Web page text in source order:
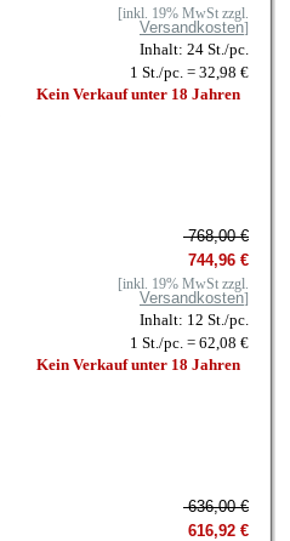
[inkl. 19% MwSt zzgl.
Versandkosten]
Inhalt: 24 St./pc.
1 St./pc. = 32,98 €
Kein Verkauf unter 18 Jahren
768,00 €
744,96 €
[inkl. 19% MwSt zzgl.
Versandkosten]
Inhalt: 12 St./pc.
1 St./pc. = 62,08 €
Kein Verkauf unter 18 Jahren
636,00 €
616,92 €